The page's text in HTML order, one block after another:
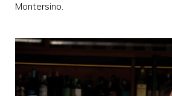
Montersino.